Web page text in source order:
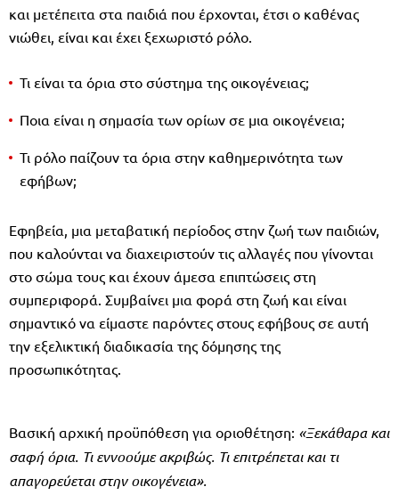
και μετέπειτα στα παιδιά που έρχονται, έτσι ο καθένας
νιώθει, είναι και έχει ξεχωριστό ρόλο.
Τι είναι τα όρια στο σύστημα της οικογένειας;
Ποια είναι η σημασία των ορίων σε μια οικογένεια;
Τι ρόλο παίζουν τα όρια στην καθημερινότητα των
εφήβων;
Εφηβεία, μια μεταβατική περίοδος στην ζωή των παιδιών,
που καλούνται να διαχειριστούν τις αλλαγές που γίνονται
στο σώμα τους και έχουν άμεσα επιπτώσεις στη
συμπεριφορά. Συμβαίνει μια φορά στη ζωή και είναι
σημαντικό να είμαστε παρόντες στους εφήβους σε αυτή
την εξελικτική διαδικασία της δόμησης της
προσωπικότητας.
Βασική αρχική προϋπόθεση για οριοθέτηση: «Ξεκάθαρα και
σαφή όρια. Τι εννοούμε ακριβώς. Τι επιτρέπεται και τι
απαγορεύεται στην οικογένεια».